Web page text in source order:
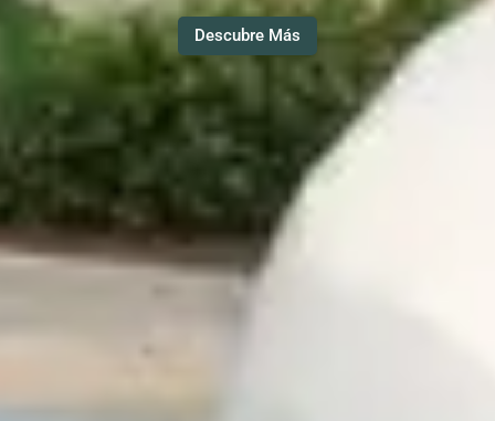
Descubre Más